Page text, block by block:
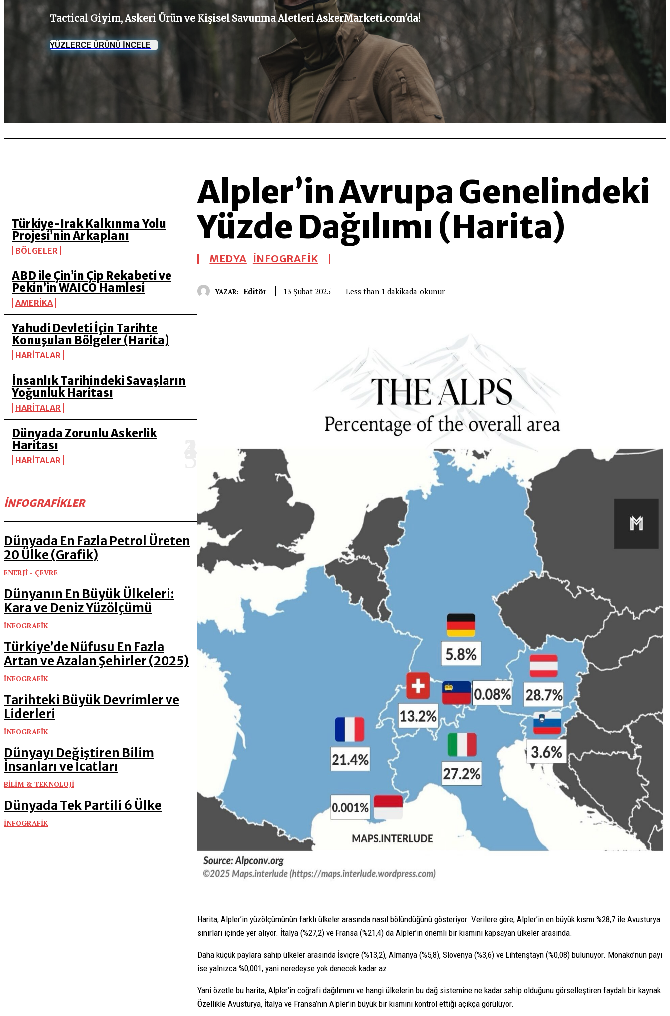
Tactical Giyim, Askeri Ürün ve Kişisel Savunma Aletleri AskerMarketi.com'da!
YÜZLERCE ÜRÜNÜ İNCELE
Türkiye-Irak Kalkınma Yolu
Projesi’nin Arkaplanı
BÖLGELER
ABD ile Çin’in Çip Rekabeti ve
Pekin’in WAICO Hamlesi
AMERİKA
Yahudi Devleti İçin Tarihte
Konuşulan Bölgeler (Harita)
HARİTALAR
İnsanlık Tarihindeki Savaşların
Yoğunluk Haritası
HARİTALAR
Dünyada Zorunlu Askerlik
Haritası
HARİTALAR
İNFOGRAFIKLER
Dünyada En Fazla Petrol Üreten
20 Ülke (Grafik)
ENERJİ - ÇEVRE
Dünyanın En Büyük Ülkeleri:
Kara ve Deniz Yüzölçümü
İNFOGRAFİK
Türkiye’de Nüfusu En Fazla
Artan ve Azalan Şehirler (2025)
İNFOGRAFİK
Tarihteki Büyük Devrimler ve
Liderleri
İNFOGRAFİK
Dünyayı Değiştiren Bilim
İnsanları ve İcatları
BİLİM & TEKNOLOJİ
Dünyada Tek Partili 6 Ülke
İNFOGRAFİK
Alpler’in Avrupa Genelindeki
Yüzde Dağılımı (Harita)
MEDYA İNFOGRAFİK
YAZAR: Editör 13 Şubat 2025 Less than 1 dakikada okunur
Harita, Alpler’in yüzölçümünün farklı ülkeler arasında nasıl bölündüğünü gösteriyor. Verilere göre, Alpler’in en büyük kısmı %28,7 ile Avusturya
sınırları içinde yer alıyor. İtalya (%27,2) ve Fransa (%21,4) da Alpler’in önemli bir kısmını kapsayan ülkeler arasında.
Daha küçük paylara sahip ülkeler arasında İsviçre (%13,2), Almanya (%5,8), Slovenya (%3,6) ve Lihtenştayn (%0,08) bulunuyor. Monako’nun payı
ise yalnızca %0,001, yani neredeyse yok denecek kadar az.
Yani özetle bu harita, Alpler’in coğrafi dağılımını ve hangi ülkelerin bu dağ sistemine ne kadar sahip olduğunu görselleştiren faydalı bir kaynak.
Özellikle Avusturya, İtalya ve Fransa’nın Alpler’in büyük bir kısmını kontrol ettiği açıkça görülüyor.